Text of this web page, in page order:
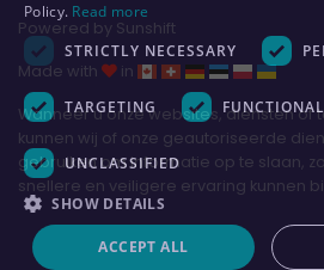
Powered by Sunshift
Made with in
Wanneer u onze websites, diensten of
kunnen wij of onze geautoriseerde
gebruiken om informatie op te slaan,
snellere en veiligere ervaring kunnen
Policy. Read more
STRICTLY NECESSARY
TARGETING
UNCLASSIFIED
SHOW DETAILS
ACCEPT ALL